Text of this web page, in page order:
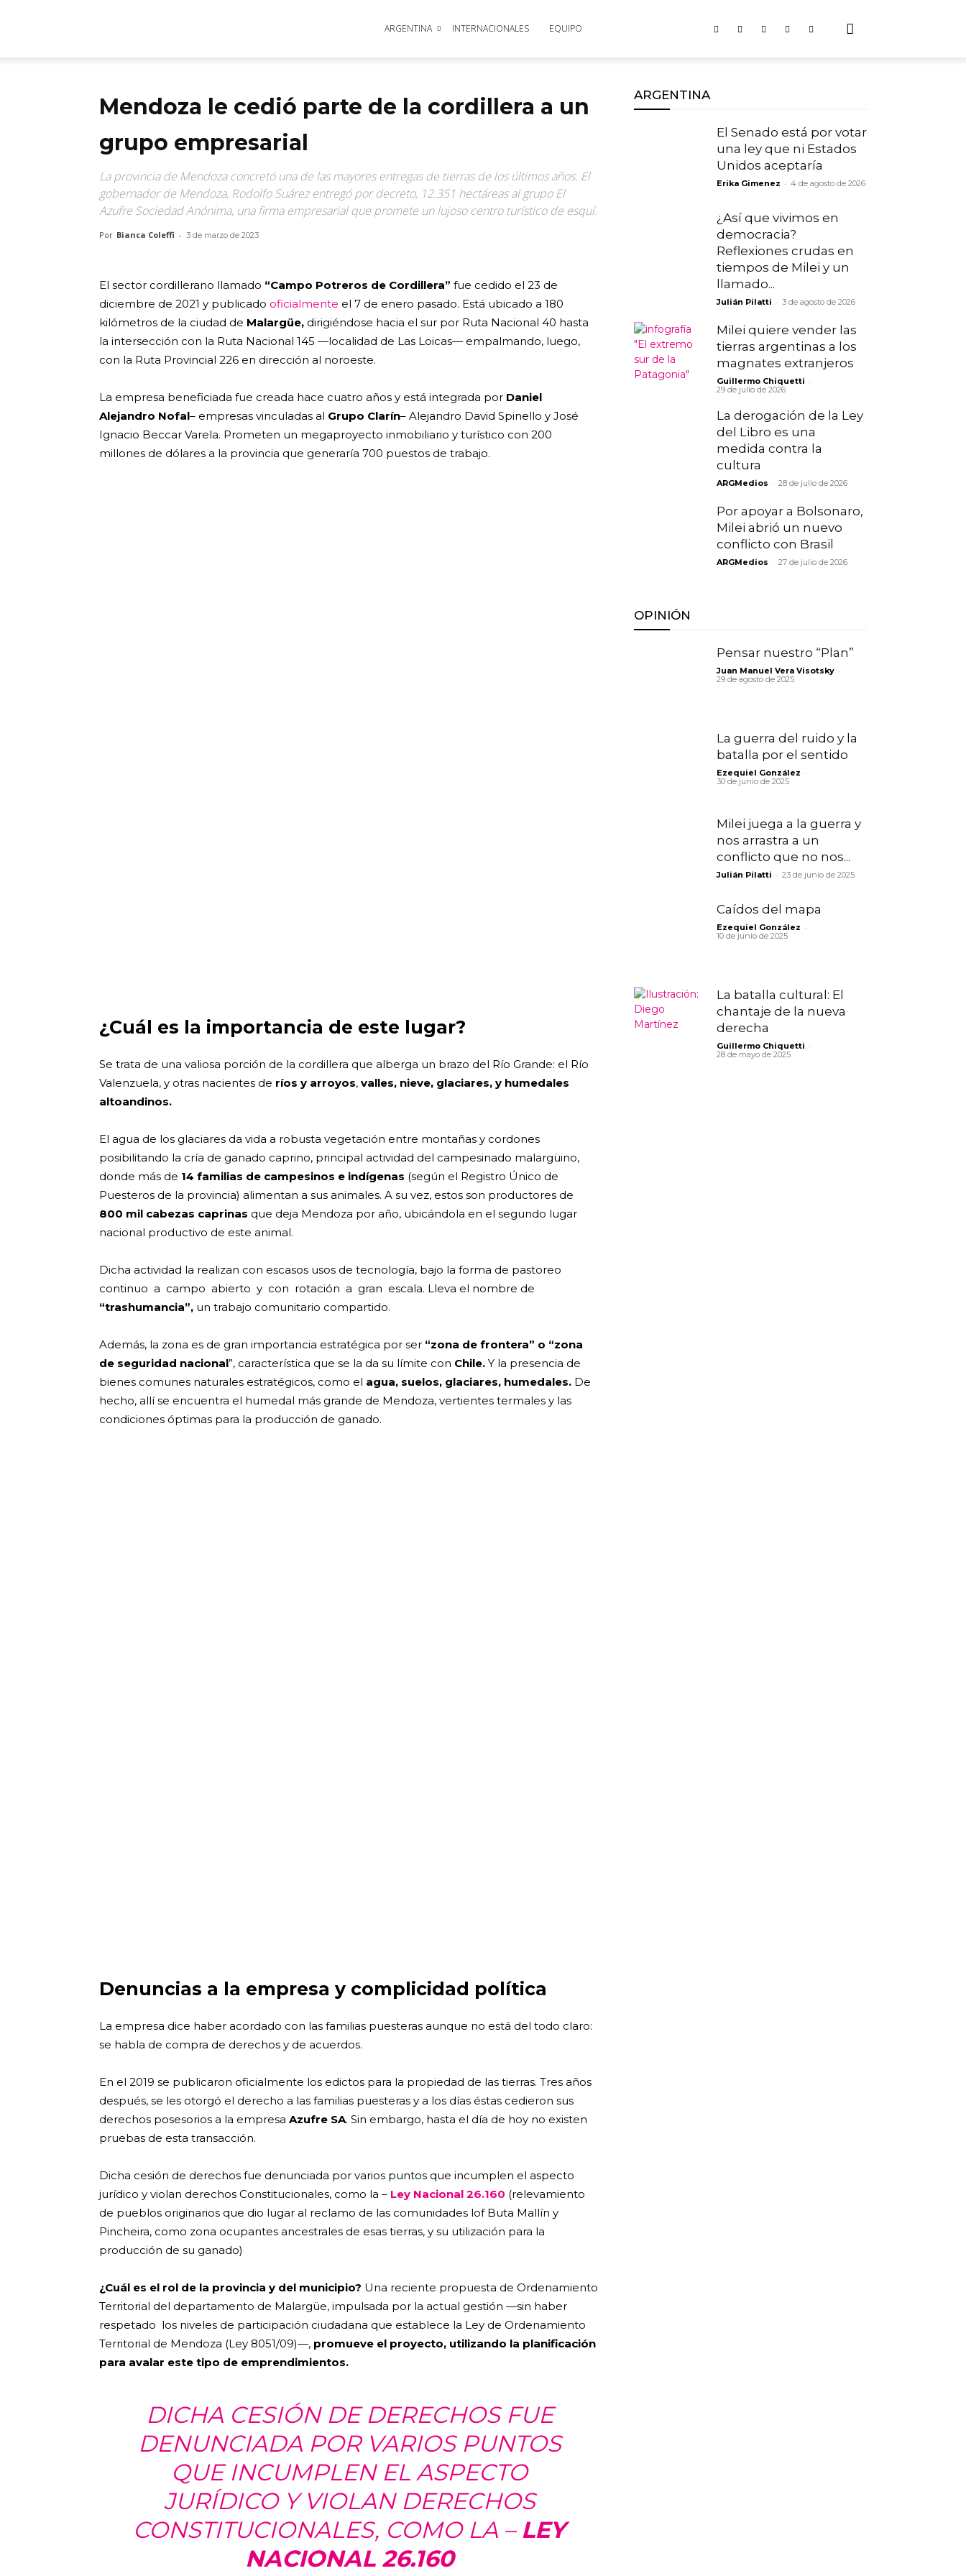
ARGENTINA INTERNACIONALES EQUIPO
Mendoza le cedió parte de la cordillera a un
grupo empresarial
La provincia de Mendoza concretó una de las mayores entregas de tierras de los últimos años. El
gobernador de Mendoza, Rodolfo Suárez entregó por decreto, 12.351 hectáreas al grupo El
Azufre Sociedad Anónima, una firma empresarial que promete un lujoso centro turístico de esquí.
Por Bianca Coleffi - 3 de marzo de 2023
El sector cordillerano llamado “Campo Potreros de Cordillera” fue cedido el 23 de
diciembre de 2021 y publicado oficialmente el 7 de enero pasado. Está ubicado a 180
kilómetros de la ciudad de Malargüe, dirigiéndose hacia el sur por Ruta Nacional 40 hasta
la intersección con la Ruta Nacional 145 —localidad de Las Loicas— empalmando, luego,
con la Ruta Provincial 226 en dirección al noroeste.
La empresa beneficiada fue creada hace cuatro años y está integrada por Daniel
Alejandro Nofal– empresas vinculadas al Grupo Clarín– Alejandro David Spinello y José
Ignacio Beccar Varela. Prometen un megaproyecto inmobiliario y turístico con 200
millones de dólares a la provincia que generaría 700 puestos de trabajo.
¿Cuál es la importancia de este lugar?
Se trata de una valiosa porción de la cordillera que alberga un brazo del Río Grande: el Río
Valenzuela, y otras nacientes de ríos y arroyos, valles, nieve, glaciares, y humedales
altoandinos.
El agua de los glaciares da vida a robusta vegetación entre montañas y cordones
posibilitando la cría de ganado caprino, principal actividad del campesinado malargüino,
donde más de 14 familias de campesinos e indígenas (según el Registro Único de
Puesteros de la provincia) alimentan a sus animales. A su vez, estos son productores de
800 mil cabezas caprinas que deja Mendoza por año, ubicándola en el segundo lugar
nacional productivo de este animal.
Dicha actividad la realizan con escasos usos de tecnología, bajo la forma de pastoreo
continuo a campo abierto y con rotación a gran escala. Lleva el nombre de
“trashumancia”, un trabajo comunitario compartido.
Además, la zona es de gran importancia estratégica por ser “zona de frontera” o “zona
de seguridad nacional”, característica que se la da su límite con Chile. Y la presencia de
bienes comunes naturales estratégicos, como el agua, suelos, glaciares, humedales. De
hecho, allí se encuentra el humedal más grande de Mendoza, vertientes termales y las
condiciones óptimas para la producción de ganado.
Denuncias a la empresa y complicidad política
La empresa dice haber acordado con las familias puesteras aunque no está del todo claro:
se habla de compra de derechos y de acuerdos.
En el 2019 se publicaron oficialmente los edictos para la propiedad de las tierras. Tres años
después, se les otorgó el derecho a las familias puesteras y a los días éstas cedieron sus
derechos posesorios a la empresa Azufre SA. Sin embargo, hasta el día de hoy no existen
pruebas de esta transacción.
Dicha cesión de derechos fue denunciada por varios puntos que incumplen el aspecto
jurídico y violan derechos Constitucionales, como la – Ley Nacional 26.160 (relevamiento
de pueblos originarios que dio lugar al reclamo de las comunidades lof Buta Mallín y
Pincheira, como zona ocupantes ancestrales de esas tierras, y su utilización para la
producción de su ganado)
¿Cuál es el rol de la provincia y del municipio? Una reciente propuesta de Ordenamiento
Territorial del departamento de Malargüe, impulsada por la actual gestión —sin haber
respetado los niveles de participación ciudadana que establece la Ley de Ordenamiento
Territorial de Mendoza (Ley 8051/09)—, promueve el proyecto, utilizando la planificación
para avalar este tipo de emprendimientos.
DICHA CESIÓN DE DERECHOS FUE
DENUNCIADA POR VARIOS PUNTOS
QUE INCUMPLEN EL ASPECTO
JURÍDICO Y VIOLAN DERECHOS
CONSTITUCIONALES, COMO LA –LEY
NACIONAL 26.160
ARGENTINA
El Senado está por votar
una ley que ni Estados
Unidos aceptaría
Erika Gimenez - 4 de agosto de 2026
¿Así que vivimos en
democracia?
Reflexiones crudas en
tiempos de Milei y un
llamado...
Julián Pilatti - 3 de agosto de 2026
Milei quiere vender las
tierras argentinas a los
magnates extranjeros
Guillermo Chiquetti -
29 de julio de 2026
La derogación de la Ley
del Libro es una
medida contra la
cultura
ARGMedios - 28 de julio de 2026
Por apoyar a Bolsonaro,
Milei abrió un nuevo
conflicto con Brasil
ARGMedios - 27 de julio de 2026
OPINIÓN
Pensar nuestro “Plan”
Juan Manuel Vera Visotsky -
29 de agosto de 2025
La guerra del ruido y la
batalla por el sentido
Ezequiel González -
30 de junio de 2025
Milei juega a la guerra y
nos arrastra a un
conflicto que no nos...
Julián Pilatti - 23 de junio de 2025
Caídos del mapa
Ezequiel González -
10 de junio de 2025
La batalla cultural: El
chantaje de la nueva
derecha
Guillermo Chiquetti -
28 de mayo de 2025